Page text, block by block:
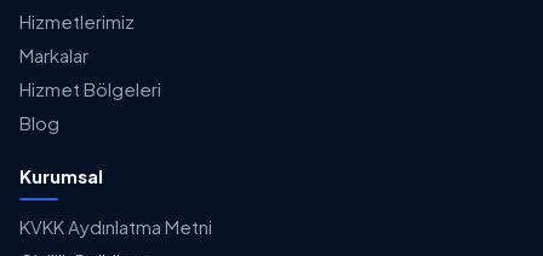
Hizmetlerimiz
Markalar
Hizmet Bölgeleri
Blog
Kurumsal
KVKK Aydınlatma Metni